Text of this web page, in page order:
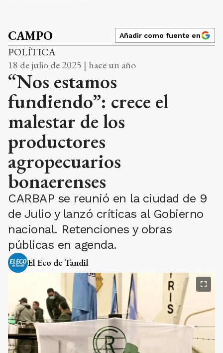
CAMPO Añadir como fuente en
POLÍTICA
18 de julio de 2025 | hace un año
“Nos estamos
fundiendo”: crece el
malestar de los
productores
agropecuarios
bonaerenses
CARBAP se reunió en la ciudad de 9
de Julio y lanzó críticas al Gobierno
nacional. Retenciones y obras
públicas en agenda.
El Eco de Tandil